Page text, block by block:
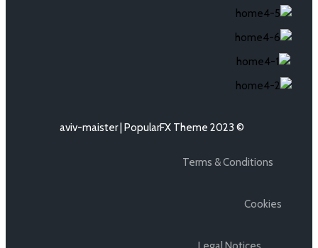
© 2023 aviv-maister |
PopularFX Theme
Terms & Conditions
Cookies